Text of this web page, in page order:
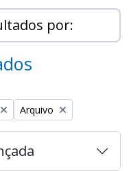
por:
Remove filter:
Arquivo